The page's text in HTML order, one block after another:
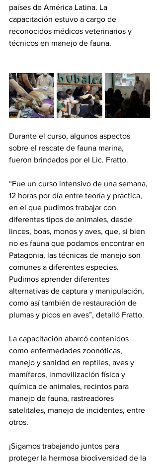
países de América Latina. La
capacitación estuvo a cargo de
reconocidos médicos veterinarios y
técnicos en manejo de fauna.
Durante el curso, algunos aspectos
sobre el rescate de fauna marina,
fueron brindados por el Lic. Fratto.
“Fue un curso intensivo de una semana,
12 horas por día entre teoría y práctica,
en el que pudimos trabajar con
diferentes tipos de animales, desde
linces, boas, monos y aves, que, si bien
no es fauna que podamos encontrar en
Patagonia, las técnicas de manejo son
comunes a diferentes especies.
Pudimos aprender diferentes
alternativas de captura y manipulación,
como así también de restauración de
plumas y picos en aves”, detalló Fratto.
La capacitación abarcó contenidos
como enfermedades zoonóticas,
manejo y sanidad en reptiles, aves y
mamíferos, inmovilización física y
química de animales, recintos para
manejo de fauna, rastreadores
satelitales, manejo de incidentes, entre
otros.
¡Sigamos trabajando juntos para
proteger la hermosa biodiversidad de la